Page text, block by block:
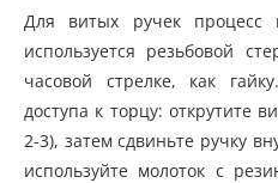
Для витых ручек процесс
используется резьбовой
часовой стрелке, как
доступа к торцу: открутите
2-3), затем сдвиньте ручку
используйте молоток с